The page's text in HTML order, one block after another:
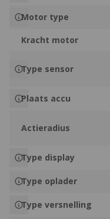
Motor type
Kracht motor
Type sensor
Plaats accu
Actieradius
Type display
Type oplader
Type versnelling